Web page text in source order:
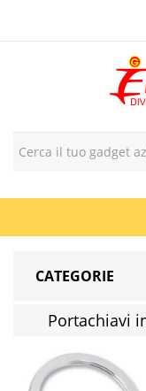
CATEGORIE
Portachiavi